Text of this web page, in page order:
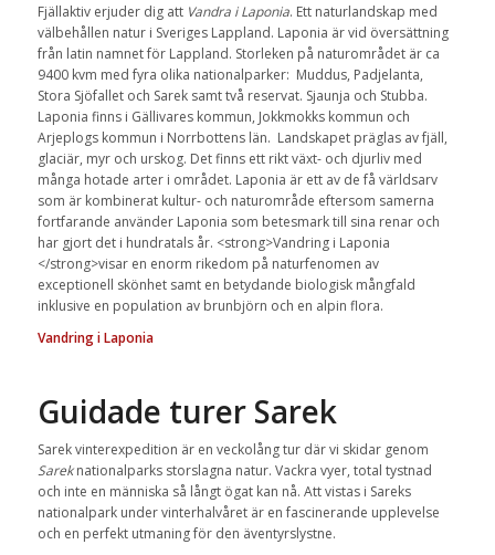
Fjällaktiv erjuder dig att Vandra i Laponia. Ett naturlandskap med
välbehållen natur i Sveriges Lappland. Laponia är vid översättning
från latin namnet för Lappland. Storleken på naturområdet är ca
9400 kvm med fyra olika nationalparker: Muddus, Padjelanta,
Stora Sjöfallet och Sarek samt två reservat. Sjaunja och Stubba.
Laponia finns i Gällivares kommun, Jokkmokks kommun och
Arjeplogs kommun i Norrbottens län. Landskapet präglas av fjäll,
glaciär, myr och urskog. Det finns ett rikt växt- och djurliv med
många hotade arter i området. Laponia är ett av de få världsarv
som är kombinerat kultur- och naturområde eftersom samerna
fortfarande använder Laponia som betesmark till sina renar och
har gjort det i hundratals år. <strong>Vandring i Laponia
</strong>visar en enorm rikedom på naturfenomen av
exceptionell skönhet samt en betydande biologisk mångfald
inklusive en population av brunbjörn och en alpin flora.
Vandring i Laponia
Guidade turer Sarek
Sarek vinterexpedition är en veckolång tur där vi skidar genom
Sareknationalparks storslagna natur. Vackra vyer, total tystnad
och inte en människa så långt ögat kan nå. Att vistas i Sareks
nationalpark under vinterhalvåret är en fascinerande upplevelse
och en perfekt utmaning för den äventyrslystne.